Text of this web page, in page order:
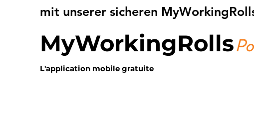
mit unserer sicheren
MyWorkingRolls
L'application mobile gratuite